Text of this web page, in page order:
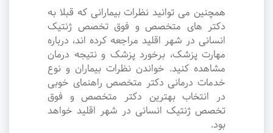
همچنین می توانید نظرات بیمارانی که قبلا به
دکتر های متخصص و فوق تخصص ژنتیک
انسانی در شهر اقلید مراجعه کرده اند، درباره
مهارت پزشک، برخورد پزشک و نتیجه درمان
مشاهده کنید. خواندن نظرات بیماران و نوع
خدمات درمانی دکتر متخصص راهنمای خوبی
در انتخاب بهترین دکتر متخصص و فوق
تخصص ژنتیک انسانی در شهر اقلید خواهد
بود.